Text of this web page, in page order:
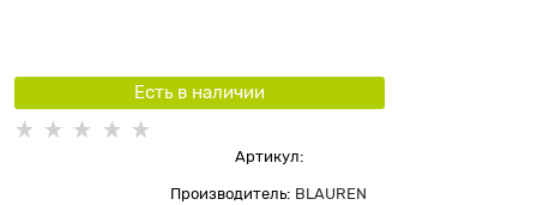
Есть в наличии
Артикул:
Производитель: BLAUREN